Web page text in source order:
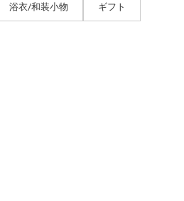
浴衣/和装小物 ギフト